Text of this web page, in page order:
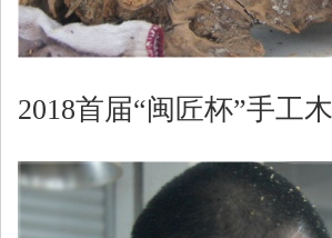
2018首届“闽匠杯”手工